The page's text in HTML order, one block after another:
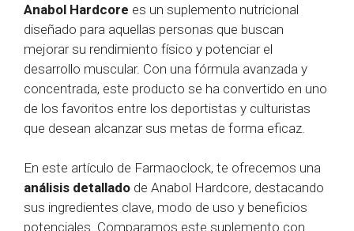
Anabol Hardcore es un suplemento nutricional
diseñado para aquellas personas que buscan
mejorar su rendimiento físico y potenciar el
desarrollo muscular. Con una fórmula avanzada y
concentrada, este producto se ha convertido en uno
de los favoritos entre los deportistas y culturistas
que desean alcanzar sus metas de forma eficaz.
En este artículo de Farmaoclock, te ofrecemos una
análisis detallado de Anabol Hardcore, destacando
sus ingredientes clave, modo de uso y beneficios
potenciales. Comparamos este suplemento con